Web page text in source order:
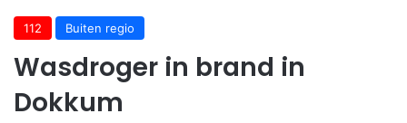
112 Buiten regio
Wasdroger in brand in
Dokkum